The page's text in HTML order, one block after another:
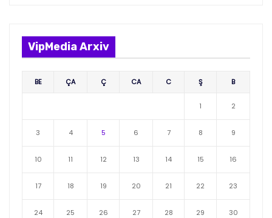
VipMedia Arxiv
BE ÇA Ç CA C Ş B
1 2
3 4 5 6 7 8 9
10 11 12 13 14 15 16
17 18 19 20 21 22 23
24 25 26 27 28 29 30